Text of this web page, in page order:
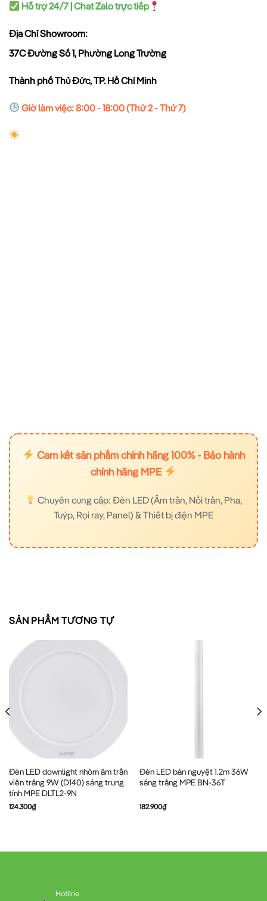
Hỗ trợ 24/7 | Chat Zalo trực tiếp
Địa Chỉ Showroom:
37C Đường Số 1, Phường Long Trường
Thành phố Thủ Đức, TP. Hồ Chí Minh
Giờ làm việc: 8:00 - 18:00 (Thứ 2 - Thứ 7)
Cam kết sản phẩm chính hãng 100% - Bảo hành
chính hãng MPE
Chuyên cung cấp: Đèn LED (Âm trần, Nổi trần, Pha,
Tuýp, Rọi ray, Panel) & Thiết bị điện MPE
SẢN PHẨM TƯƠNG TỰ
Đèn LED downlight nhôm âm trần
viền trắng 9W (D140) sáng trung
tính MPE DLTL2-9N
124.300₫
Đèn LED bán nguyệt 1.2m 36W
sáng trắng MPE BN-36T
182.900₫
Hotline